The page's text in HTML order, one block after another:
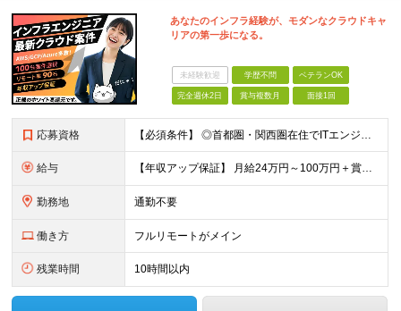
あなたのインフラ経験が、モダンなクラウドキャ
リアの第一歩になる。
未経験歓迎 学歴不問 ベテランOK
完全週休2日 賞与複数月 面接1回
応募資格 【必須条件】 ◎⾸都圏・関⻄圏在住でITエンジニアとしての実務経験が3年以上ある⽅（開発・インフラいずれも歓迎） →⾸都圏（東京、神奈川、千葉、埼⽟）、関⻄圏（⼤阪、兵庫、京都）在住のITエンジニア採
給与 【年収アップ保証】 月給24万円～100万円＋賞与（年3回）＋諸手当 ◆想定年収432万円〜1200万円(経験・スキルを考慮し決定) ※年収アップ保証付帯 ◆基本給には⽉20時間分の固定残業代(31,
勤務地 通勤不要
働き方 フルリモートがメイン
残業時間 10時間以内